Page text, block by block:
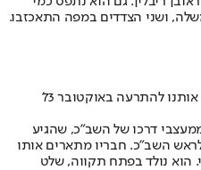
ושני הצדדים במפה התאכזבו.
להתרעה באוקטובר 73'
דרכו של השב"כ, שהגיע
השב"כ. חבריו מתארים אותו
הוא נולד בפתח תקווה, שלט